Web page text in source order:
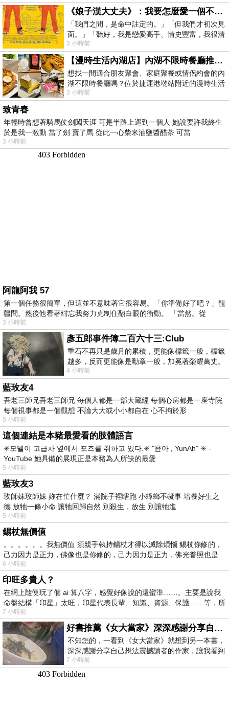
《娘子漢大丈夫》：我要怎麼愛一個不存在的人？
「我們之間，是命中註定的。」「但我們才初次見
面。」「聽好，我是戀愛高手、情史豐富，我很清
楚這種感覺，你我之間的那種感覺，現
3 小時前
【漫時生活內湖店】內湖不限時餐廳推薦｜捷運港墘站美食，聚餐、約會、家庭聚會首選，正餐甜點一次滿足
想找一間適合朋友聚會、家庭聚餐或情侶約會的內
湖不限時餐廳嗎？位於捷運港墘站附近的漫時生活
內湖店，從捷運站步行約4分鐘即可抵
3 小時前
致青春
年輕時曾想著騎馬仗劍闖天涯 可是半路上遇到一個人 她說要許我終生
於是我一激動 當了劍 賣了馬 從此一心柴米油鹽醬醋茶 可當
3 小時前
阿龍阿我 57
第一個任務很簡單，但這並不意味著它很容易。「你準備好了吧？」龍
疆問。然後他看著緋忘我努力克制住翻白眼的衝動。 「當然。從
3 小時前
彥五郎事件簿二百六十三:Club
重石不再只是歲月的累積，更能像標籤一般，標籤
越多，反而更能像是勳章一般，加冕著榮耀萬丈。
習慣一如縱容，成了再難輕輕放下的罪證
4 小時前
藍玫友4
吾老三師兄吾老三師兄 每個人都是一部大藏經 每個心房都是一座寺院
每個視事都是一個觀想 不論大大或小小都自在 心不拘於形
5 小時前
這個連結是本豬最愛看的肢體語言
✳️모델이 고급차 옆에서 포즈를 취하고 있다.✳️ "윤아 , YunAh" ✳️ -
YouTube 她具備的展現正是本豬為人所缺的最愛
5 小時前
藍玫友3
玫師妹玫師妹 妳在忙什麼？ 滿院子裡瞎跑 小蟑螂不礙事 培養好生之
德 放牠一條小命 讓牠回歸自然 別殺生，放生 別讓牠進
5 小時前
錫杖無價值
。。。。。。我無價值 須親手執持錫杖才得以滅除煩惱 錫杖你修的，
己力因力是正力，佛像也是你修的，己力因力是正力，佛光普照也是
6 小時前
印旺多貴人？
在網上隨便玩了個 ai 算八字，感覺好像說的還蠻準……。主要是說我
命盤結構「印星」太旺，印星代表長輩、知識、資源、保護……等，所
7 小時前
好書推薦《女大當家》深深感謝分享自己想法震撼讀者的作家，讓我看到不同樣貌的家庭！
不知怎的，一看到《女大當家》就想到另一本書，
深深感謝分享自己想法震撼讀者的作家，讓我看到
不同樣貌的家庭！ 《女大
7 小時前